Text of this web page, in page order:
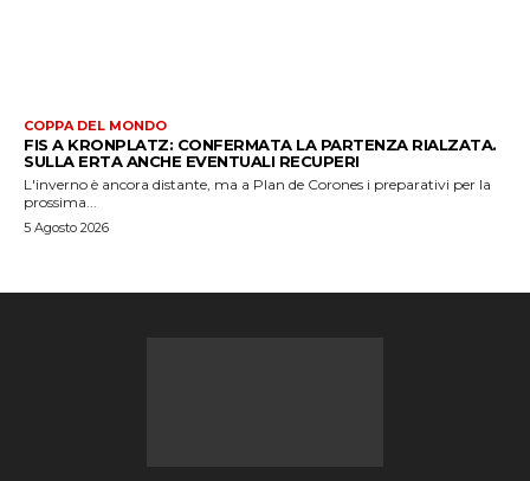
COPPA DEL MONDO
FIS A KRONPLATZ: CONFERMATA LA PARTENZA RIALZATA.
SULLA ERTA ANCHE EVENTUALI RECUPERI
L'inverno è ancora distante, ma a Plan de Corones i preparativi per la
prossima...
5 Agosto 2026